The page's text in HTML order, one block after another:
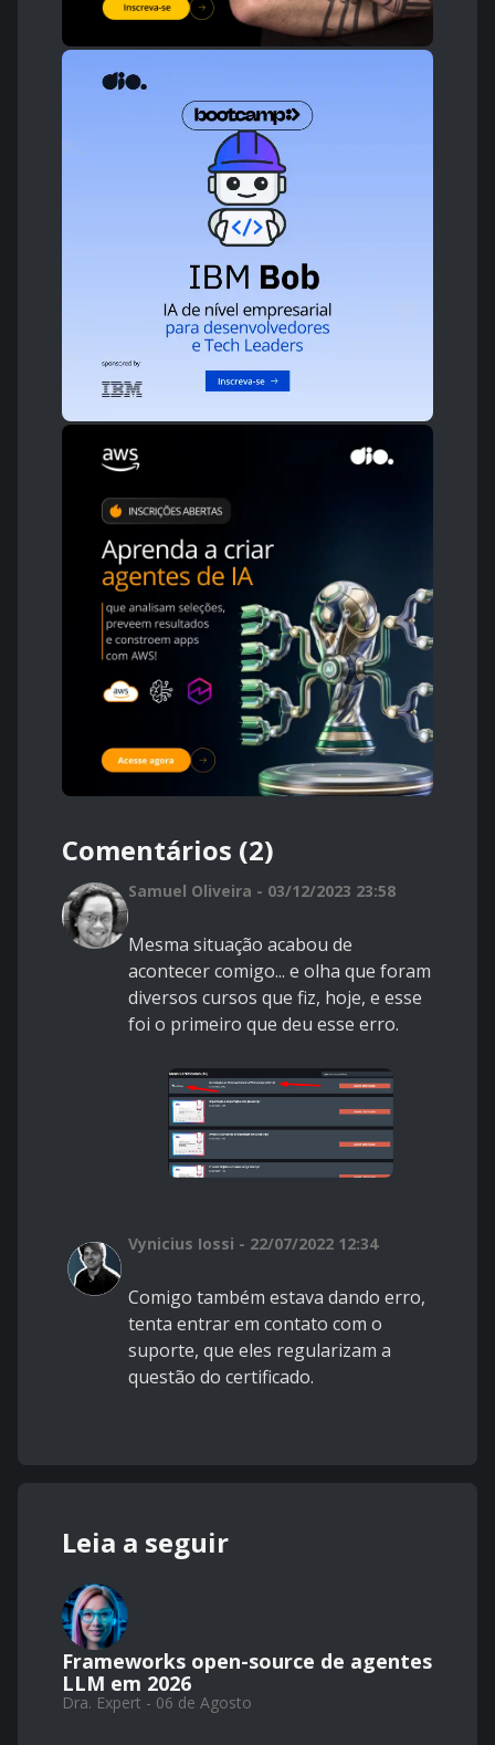
Comentários (2)
Samuel Oliveira - 03/12/2023 23:58
Mesma situação acabou de
acontecer comigo... e olha que foram
diversos cursos que fiz, hoje, e esse
foi o primeiro que deu esse erro.
Vynicius Iossi - 22/07/2022 12:34
Comigo também estava dando erro,
tenta entrar em contato com o
suporte, que eles regularizam a
questão do certificado.
Leia a seguir
Frameworks open-source de agentes
LLM em 2026
Dra. Expert - 06 de Agosto